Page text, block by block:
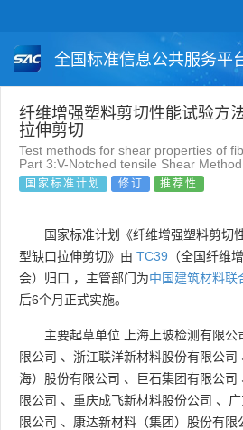
全国标准信息公共服务平
国家标准 行业标准
团体标准 企业标准
纤维增强塑料剪切性能试验方
拉伸剪切
Test methods for shear properties of
Part 3:V-Notched tensile Shear Method
国家标准计划 修订 推荐性
国家标准计划《纤维增强塑料剪切
型缺口拉伸剪切》由 TC39 （全国纤维
会）归口 ，主管部门为中国建筑材料联
后6个月正式实施。
主要起草单位 上海上玻检测有限公
限公司 、 浙江联洋新材料股份有限公司
海）股份有限公司 、 巨石集团有限公司
限公司 、 重庆成飞新材料股份公司 、
限公司 、 康达新材料（集团）股份有限